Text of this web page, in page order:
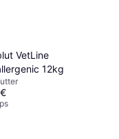
VetLine
12kg